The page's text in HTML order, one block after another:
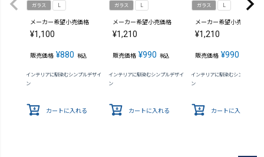
ガラス L
メーカー希望小売価格
¥1,100
販売価格 ¥880 税込
インテリアに馴染むシンプルデザイ
ン
カートに入れる
ガラス L
メーカー希望小売価格
¥1,210
販売価格 ¥990 税込
インテリアに馴染むシンプルデザイ
ン
カートに入れる
ガラス L
メーカー希望小売価格
¥1,210
販売価格 ¥990
インテリアに馴染むシンプルデザ
ン
カートに入れる